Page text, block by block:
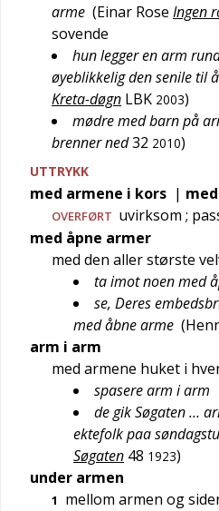
arme (Einar Rose Ingen
sovende
hun legger en arm
øyeblikkelig den senile til
Kreta-døgn LBK 2003)
mødre med barn på
brenner ned32 2010)
UTTRYKK
med armene i kors |
OVERFØRT uvirksom ;
med åpne armer
med den aller største
ta imot noen med
se, Deres
med åbne arme (
arm i arm
med armene huket i
spasere arm i arm
de gik Søgaten …
ektefolk paa
Søgaten 48 1923)
under armen
1
mellom armen og